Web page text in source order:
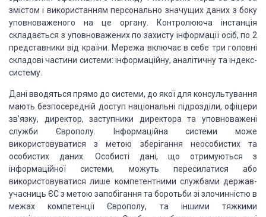
змістом і використанням персонально значущих даних з боку
уповноваженого на це органу. Контролююча інстанція
складається з уповноважених по захисту інформації осіб, по 2
представники від країни. Мережа включає в себе три головні
складові частини системи: інформаційну, аналітичну та індекс-
систему.
Дані вводяться прямо до системи, до якої для консультування
мають безпосередній доступ національні підрозділи, офіцери
зв’язку, директор, заступники директора та уповноважені
служби Європолу. Інформаційна системи може
використовуватися з метою зберігання неособистих та
особистих даних. Особисті дані, що отримуються з
інформаційної системи, можуть пересилатися або
використовуватися лише компетентними службами держав-
учасниць ЄС з метою запобігання та боротьби зі злочинністю в
межах компетенції Європолу, та іншими тяжкими